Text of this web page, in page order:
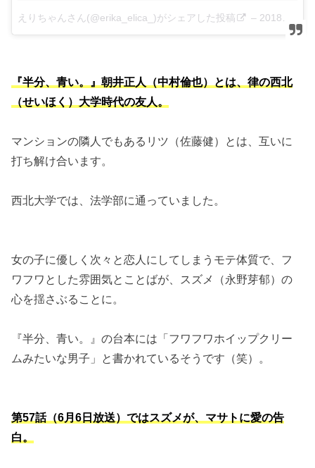
えりちゃんさん(@erika_elica_)がシェアした投稿 – 2018年 8月月5日午前6時19分PDT
『半分、青い。』朝井正人（中村倫也）とは、律の西北
（せいほく）大学時代の友人。
マンションの隣人でもあるリツ（佐藤健）とは、互いに
打ち解け合います。
西北大学では、法学部に通っていました。
女の子に優しく次々と恋人にしてしまうモテ体質で、フ
ワフワとした雰囲気とことばが、スズメ（永野芽郁）の
心を揺さぶることに。
『半分、青い。』の台本には「フワフワホイップクリー
ムみたいな男子」と書かれているそうです（笑）。
第57話（6月6日放送）ではスズメが、マサトに愛の告
白。